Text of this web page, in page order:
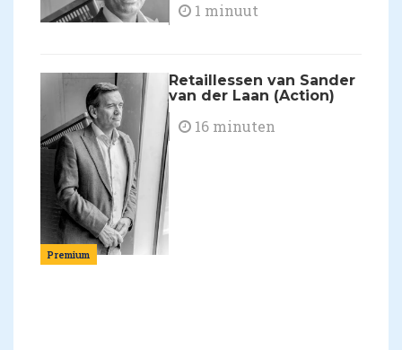
1 minuut
Premium
Retaillessen van Sander
van der Laan (Action)
16 minuten